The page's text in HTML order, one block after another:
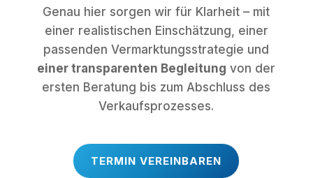
Genau hier sorgen wir für Klarheit – mit
einer realistischen Einschätzung, einer
passenden Vermarktungsstrategie und
einer transparenten Begleitung von der
ersten Beratung bis zum Abschluss des
Verkaufsprozesses.
TERMIN VEREINBAREN